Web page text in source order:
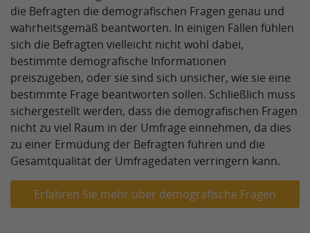
die Befragten die demografischen Fragen genau und
wahrheitsgemäß beantworten. In einigen Fällen fühlen
sich die Befragten vielleicht nicht wohl dabei,
bestimmte demografische Informationen
preiszugeben, oder sie sind sich unsicher, wie sie eine
bestimmte Frage beantworten sollen. Schließlich muss
sichergestellt werden, dass die demografischen Fragen
nicht zu viel Raum in der Umfrage einnehmen, da dies
zu einer Ermüdung der Befragten führen und die
Gesamtqualität der Umfragedaten verringern kann.
Erfahren Sie mehr über demografische Fragen